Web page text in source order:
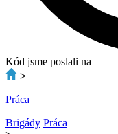
Kód jsme poslali na
>
Práca
Brigády Práca